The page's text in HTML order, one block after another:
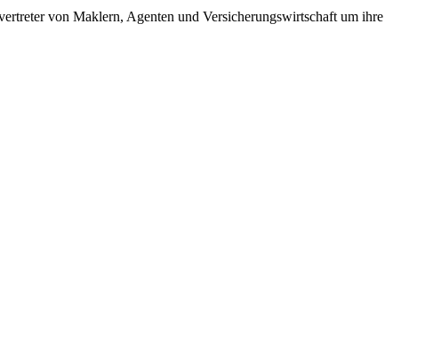
von Maklern, Agenten und Versicherungswirtschaft um ihre